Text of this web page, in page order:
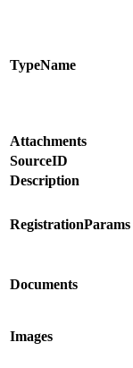
TypeName
Attachments
SourceID
Description
RegistrationParams
Documents
Images